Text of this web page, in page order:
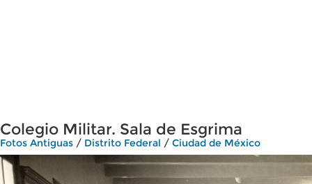
Colegio Militar. Sala de Esgrima
Fotos Antiguas / Distrito Federal / Ciudad de México